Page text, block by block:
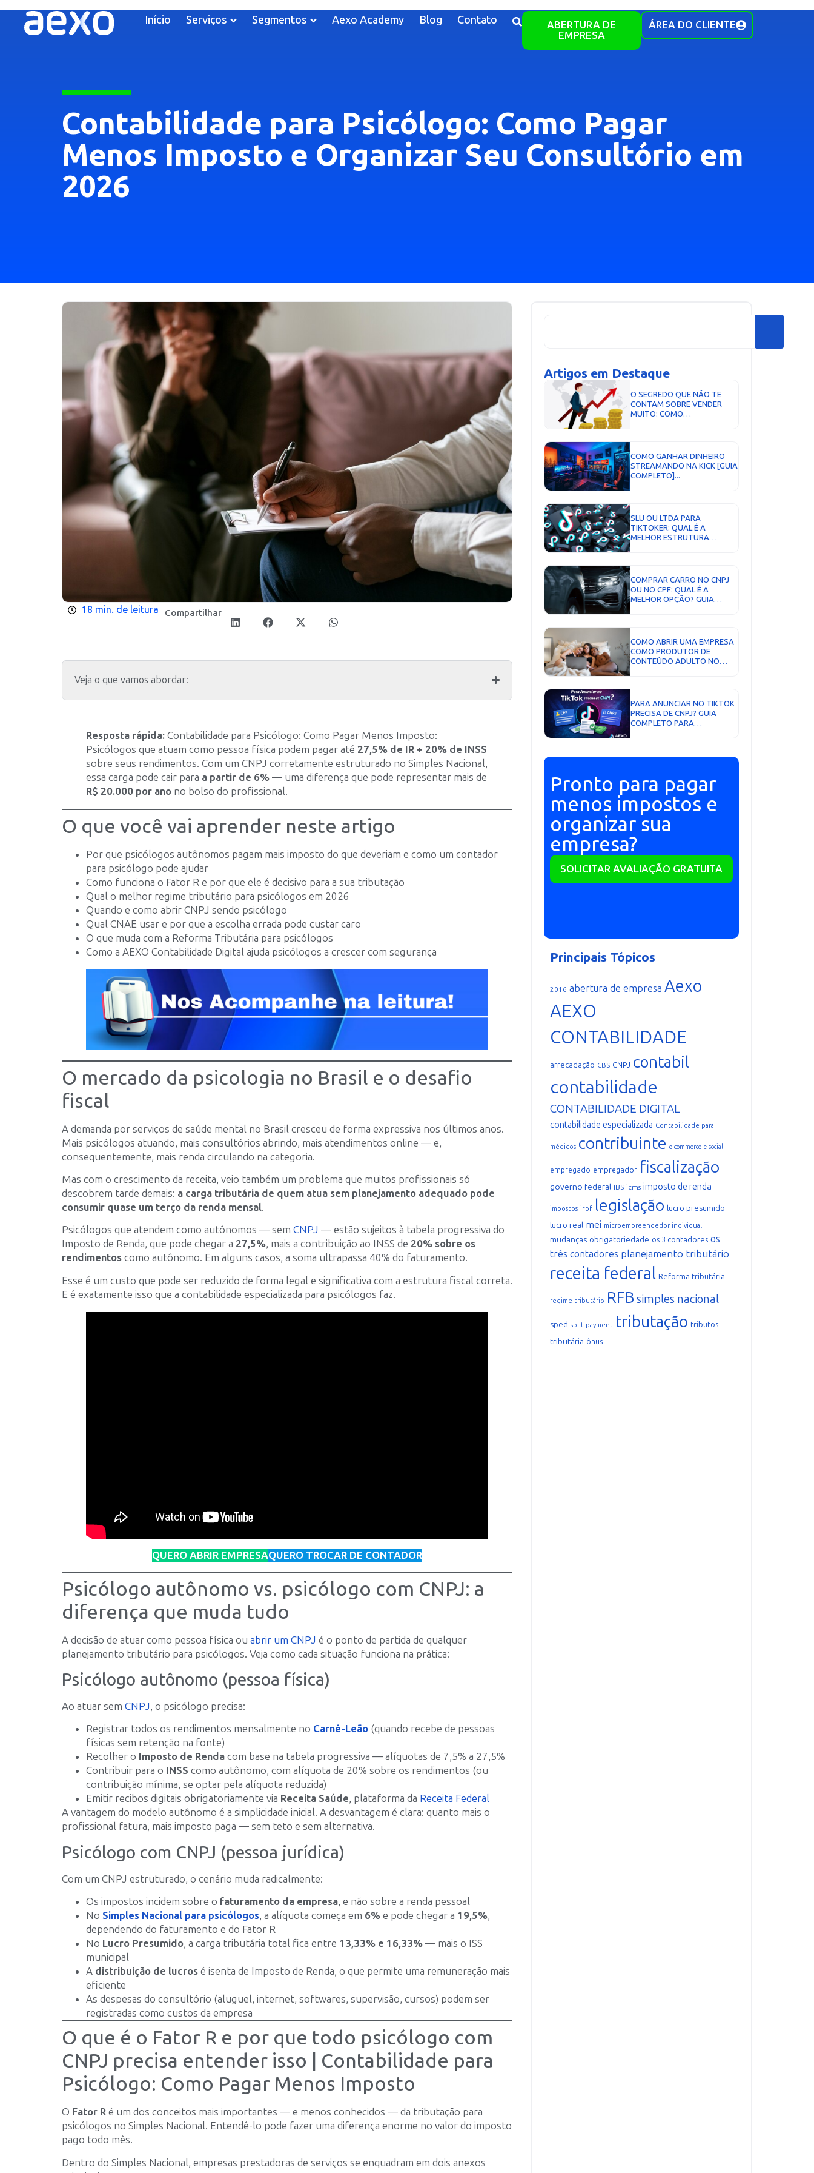
Início Serviços Segmentos Aexo Academy Blog Contato
ABERTURA DE
EMPRESA
ÁREA DO CLIENTE
Contabilidade para Psicólogo: Como Pagar
Menos Imposto e Organizar Seu Consultório em
2026
18 min. de leitura Compartilhar
Veja o que vamos abordar:
Resposta rápida: Contabilidade para Psicólogo: Como Pagar Menos Imposto:
Psicólogos que atuam como pessoa física podem pagar até 27,5% de IR + 20% de INSS
sobre seus rendimentos. Com um CNPJ corretamente estruturado no Simples Nacional,
essa carga pode cair para a partir de 6% — uma diferença que pode representar mais de
R$ 20.000 por ano no bolso do profissional.
O que você vai aprender neste artigo
Por que psicólogos autônomos pagam mais imposto do que deveriam e como um contador
para psicólogo pode ajudar
Como funciona o Fator R e por que ele é decisivo para a sua tributação
Qual o melhor regime tributário para psicólogos em 2026
Quando e como abrir CNPJ sendo psicólogo
Qual CNAE usar e por que a escolha errada pode custar caro
O que muda com a Reforma Tributária para psicólogos
Como a AEXO Contabilidade Digital ajuda psicólogos a crescer com segurança
O mercado da psicologia no Brasil e o desafio
fiscal
A demanda por serviços de saúde mental no Brasil cresceu de forma expressiva nos últimos anos.
Mais psicólogos atuando, mais consultórios abrindo, mais atendimentos online — e,
consequentemente, mais renda circulando na categoria.
Mas com o crescimento da receita, veio também um problema que muitos profissionais só
descobrem tarde demais: a carga tributária de quem atua sem planejamento adequado pode
consumir quase um terço da renda mensal.
Psicólogos que atendem como autônomos — sem CNPJ — estão sujeitos à tabela progressiva do
Imposto de Renda, que pode chegar a 27,5%, mais a contribuição ao INSS de 20% sobre os
rendimentos como autônomo. Em alguns casos, a soma ultrapassa 40% do faturamento.
Esse é um custo que pode ser reduzido de forma legal e significativa com a estrutura fiscal correta.
E é exatamente isso que a contabilidade especializada para psicólogos faz.
QUERO ABRIR EMPRESAQUERO TROCAR DE CONTADOR
Psicólogo autônomo vs. psicólogo com CNPJ: a
diferença que muda tudo
A decisão de atuar como pessoa física ou abrir um CNPJ é o ponto de partida de qualquer
planejamento tributário para psicólogos. Veja como cada situação funciona na prática:
Psicólogo autônomo (pessoa física)
Ao atuar sem CNPJ, o psicólogo precisa:
Registrar todos os rendimentos mensalmente no Carnê-Leão (quando recebe de pessoas
físicas sem retenção na fonte)
Recolher o Imposto de Renda com base na tabela progressiva — alíquotas de 7,5% a 27,5%
Contribuir para o INSS como autônomo, com alíquota de 20% sobre os rendimentos (ou
contribuição mínima, se optar pela alíquota reduzida)
Emitir recibos digitais obrigatoriamente via Receita Saúde, plataforma da Receita Federal
A vantagem do modelo autônomo é a simplicidade inicial. A desvantagem é clara: quanto mais o
profissional fatura, mais imposto paga — sem teto e sem alternativa.
Psicólogo com CNPJ (pessoa jurídica)
Com um CNPJ estruturado, o cenário muda radicalmente:
Os impostos incidem sobre o faturamento da empresa, e não sobre a renda pessoal
No Simples Nacional para psicólogos, a alíquota começa em 6% e pode chegar a 19,5%,
dependendo do faturamento e do Fator R
No Lucro Presumido, a carga tributária total fica entre 13,33% e 16,33% — mais o ISS
municipal
A distribuição de lucros é isenta de Imposto de Renda, o que permite uma remuneração mais
eficiente
As despesas do consultório (aluguel, internet, softwares, supervisão, cursos) podem ser
registradas como custos da empresa
O que é o Fator R e por que todo psicólogo com
CNPJ precisa entender isso | Contabilidade para
Psicólogo: Como Pagar Menos Imposto
O Fator R é um dos conceitos mais importantes — e menos conhecidos — da tributação para
psicólogos no Simples Nacional. Entendê-lo pode fazer uma diferença enorme no valor do imposto
pago todo mês.
Dentro do Simples Nacional, empresas prestadoras de serviços se enquadram em dois anexos
Artigos em Destaque
O SEGREDO QUE NÃO TE
CONTAM SOBRE VENDER
MUITO: COMO
NEGÓCIO...
COMO GANHAR DINHEIRO
STREAMANDO NA KICK [GUIA
COMPLETO]...
SLU OU LTDA PARA
TIKTOKER: QUAL É A
MELHOR ESTRUTURA
COMPRAR CARRO NO CNPJ
OU NO CPF: QUAL É A
MELHOR OPÇÃO? GUIA
COMO ABRIR UMA EMPRESA
COMO PRODUTOR DE
CONTEÚDO ADULTO NO
PARA ANUNCIAR NO TIKTOK
PRECISA DE CNPJ? GUIA
COMPLETO PARA
Pronto para pagar
menos impostos e
organizar sua
empresa?
SOLICITAR AVALIAÇÃO GRATUITA
Principais Tópicos
2016 abertura de empresa Aexo
AEXO
CONTABILIDADE
arrecadação CBS CNPJ contabil
contabilidade
CONTABILIDADE DIGITAL
contabilidade especializada Contabilidade para
médicos contribuinte e-commerce e-social
empregado empregador fiscalização
governo federal IBS icms imposto de renda
impostos irpf legislação lucro presumido
lucro real mei microempreendedor individual
mudanças obrigatoriedade os 3 contadores os
três contadores planejamento tributário
receita federal Reforma tributária
regime tributário RFB simples nacional
sped split payment tributação tributos
tributária ônus